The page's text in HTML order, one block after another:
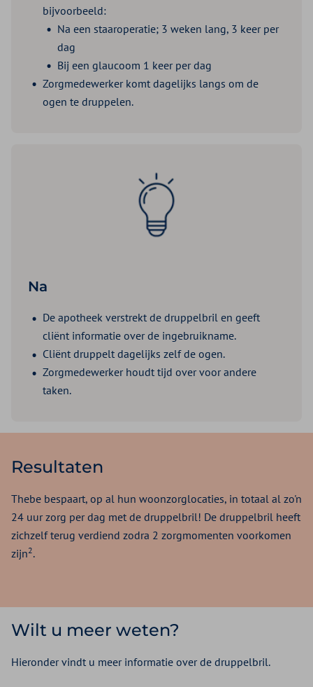
bijvoorbeeld:
Na een staaroperatie; 3 weken lang, 3 keer per
dag
Bij een glaucoom 1 keer per dag
Zorgmedewerker komt dagelijks langs om de
ogen te druppelen.
Na
De apotheek verstrekt de druppelbril en geeft
cliënt informatie over de ingebruikname.
Cliënt druppelt dagelijks zelf de ogen.
Zorgmedewerker houdt tijd over voor andere
taken.
Resultaten
Thebe bespaart, op al hun woonzorglocaties, in totaal al zo'n
24 uur zorg per dag met de druppelbril! De druppelbril heeft
zichzelf terug verdiend zodra 2 zorgmomenten voorkomen
zijn2.
Wilt u meer weten?
Hieronder vindt u meer informatie over de druppelbril.